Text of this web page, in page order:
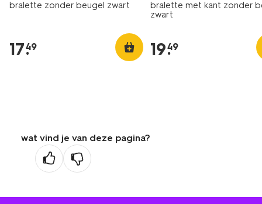
bralette zonder beugel zwart
17.
49
bralette met kant zonder
zwart
19.
49
wat vind je van deze pagina?